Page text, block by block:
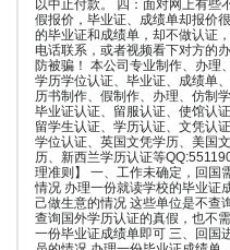
以中止付款。 四：面对网上有些
假报价，毕业证、成绩单却报价
的毕业证和成绩单，却不做认证
电话联系，或者视频看下对方的
防被骗！ 本公司专业制作、办理
学历学位认证、毕业证、成绩单
历书制作、假制作、办理、仿制
毕业证认证、留服认证、使馆认
留学生认证、学历认证、文凭认
学位认证、英国文凭学历、美国
历、新西兰学历认证等
理准则】 一、工作未确定，回国
情况 办理一份就读学校的毕业证
己做生意的情况 这些单位是不查
查询国外学历认证的真假，也不
一份毕业证成绩单即可 三、回国